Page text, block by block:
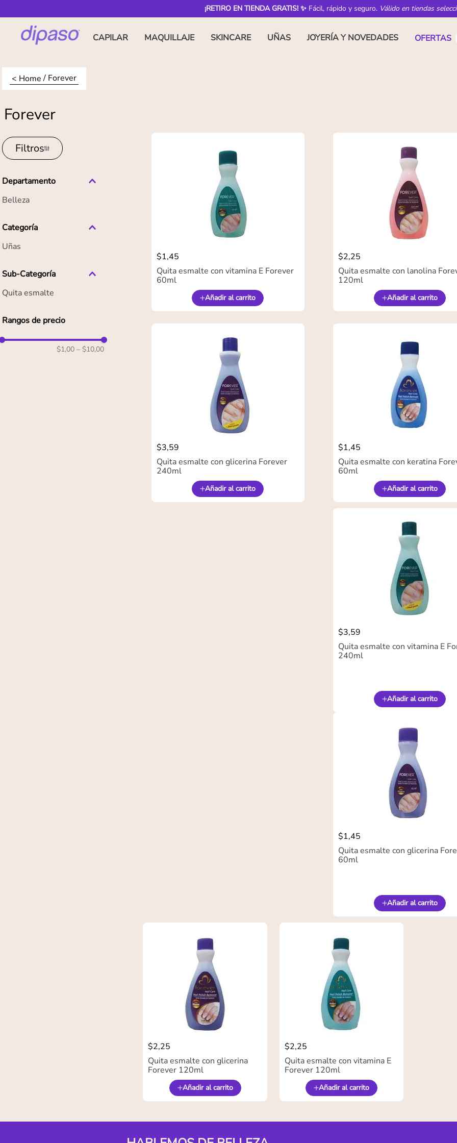
¡RETIRO EN TIENDA GRATIS! ✨ Fácil, rápido y seguro. Válido en tiendas
CAPILAR MAQUILLAJE SKINCARE UÑAS JOYERÍA Y NOVEDADES OFERTAS
Forever
Forever
Filtros
Departamento
Belleza
Categoría
Uñas
Sub-Categoría
Quita esmalte
Rangos de precio
$1,00 – $10,00
$1,45
Quita esmalte con vitamina E Forever
60ml
Añadir al carrito
$2,25
Quita esmalte con lanolina
120ml
Añadir al carrito
$3,59
Quita esmalte con glicerina Forever
240ml
Añadir al carrito
$1,45
Quita esmalte con keratina
60ml
Añadir al carrito
$3,59
Quita esmalte con vitamina E
240ml
Añadir al carrito
$1,45
Quita esmalte con glicerina
60ml
Añadir al carrito
$2,25
Quita esmalte con glicerina
Forever 120ml
Añadir al carrito
$2,25
Quita esmalte con vitamina E
Forever 120ml
Añadir al carrito